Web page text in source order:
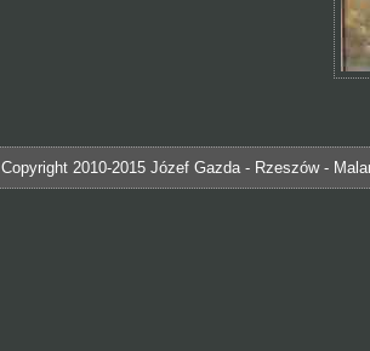
Copyright 2010-2015 Józef Gazda - Rzeszów -